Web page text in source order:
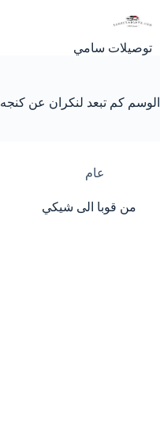
إلى
توصيلات سامي
الوسم كم تبعد لنكران عن كنجه
عام
من قوبا الى شيكي